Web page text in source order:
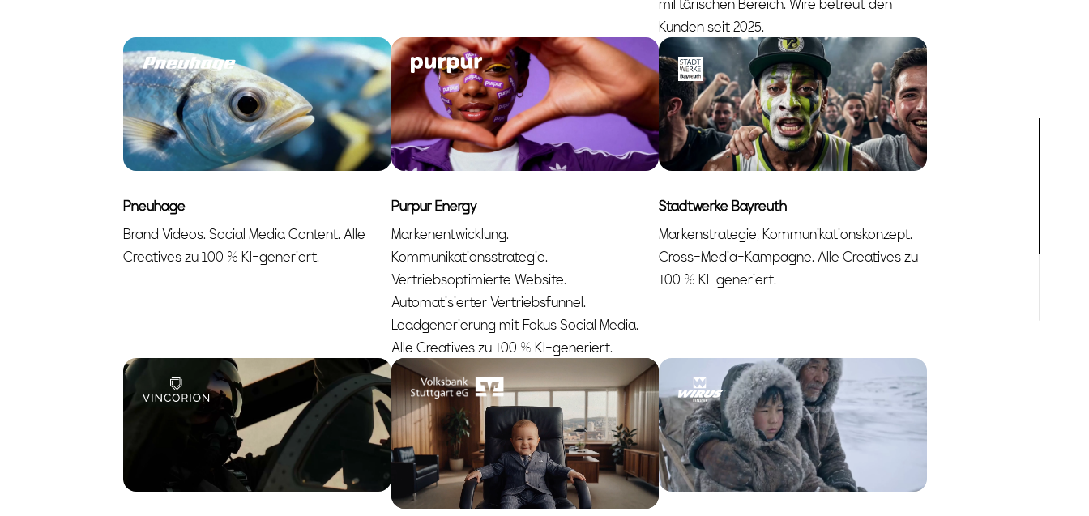
Kunden seit 2025.
Pneuhage
Brand Videos. Social Media Content. Alle
Creatives zu 100 % KI-generiert.
Purpur Energy
Markenentwicklung.
Kommunikationsstrategie.
Vertriebsoptimierte Website.
Automatisierter Vertriebsfunnel.
Leadgenerierung mit Fokus Social Media.
Alle Creatives zu 100 % KI-generiert.
Stadtwerke Bayreuth
Markenstrategie, Kommunikationskonzept.
Cross-Media-Kampagne. Alle Creatives zu
100 % KI-generiert.